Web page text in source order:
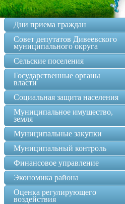
Дни приема граждан
Совет депутатов Дивеевского
муниципального округа
Сельские поселения
Государственные органы
власти
Социальная защита населения
Муниципальное имущество,
земля
Муниципальные закупки
Муниципальный контроль
Финансовое управление
Экономика района
Оценка регулирующего
воздействия